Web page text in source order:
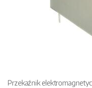
Przekaźnik